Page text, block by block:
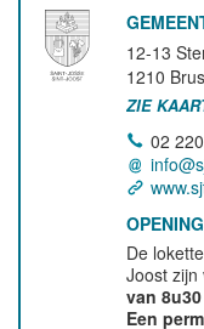
12-13
1210
ZIE
02
De
Joost
van
Een